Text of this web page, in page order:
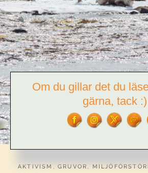
CATEGORIES:
AKTIVISM ,GRUVOR ,
Om du gillar det du
gärna, tack :)